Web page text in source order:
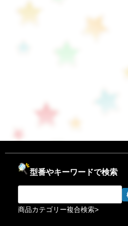
型番やキーワードで検索
商品カテゴリー複合検索>